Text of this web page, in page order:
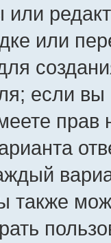
или
если
прав
также